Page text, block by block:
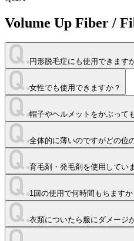
Volume Up Fiber /
円形脱毛症にも使用できます
女性でも使用できますか？
帽子やヘルメットをかぶって
全体的に薄いのですがどの位
育毛剤・発毛剤を使用してい
1回の使用で何時間もちますか
衣類についたら服にダメージ